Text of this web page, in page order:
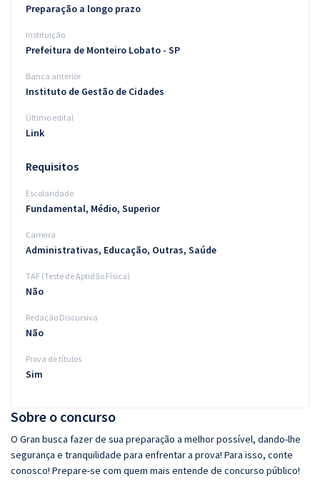
Conteúdo gratuito
Blog
Sobre o concurso
O Gran busca fazer de sua preparação a melhor possível, dando-lhe
segurança e tranquilidade para enfrentar a prova! Para isso, conte
conosco! Prepare-se com quem mais entende de concurso público!
Preparação a longo prazo
Instituição
Prefeitura de Monteiro Lobato - SP
Banca anterior
Instituto de Gestão de Cidades
Último edital
Link
Requisitos
Escolaridade
Fundamental, Médio, Superior
Carreira
Administrativas, Educação, Outras, Saúde
TAF (Teste de Aptidão Física)
Não
Redação Discursiva
Não
Prova de títulos
Sim